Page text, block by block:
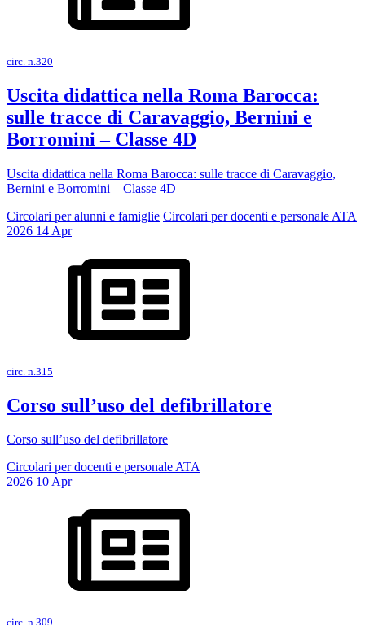
circ. n.320
Uscita didattica nella Roma Barocca:
sulle tracce di Caravaggio, Bernini e
Borromini – Classe 4D
Uscita didattica nella Roma Barocca: sulle tracce di Caravaggio,
Bernini e Borromini – Classe 4D
Circolari per alunni e famiglie Circolari per docenti e personale ATA
2026 14 Apr
circ. n.315
Corso sull’uso del defibrillatore
Corso sull’uso del defibrillatore
Circolari per docenti e personale ATA
2026 10Apr
circ. n.309